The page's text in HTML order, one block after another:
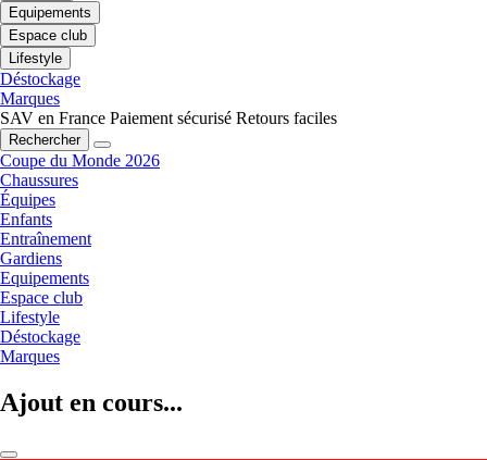
Equipements
Espace club
Lifestyle
Déstockage
Marques
SAV en France Paiement sécurisé Retours faciles
Rechercher
Coupe du Monde 2026
Chaussures
Équipes
Enfants
Entraînement
Gardiens
Equipements
Espace club
Lifestyle
Déstockage
Marques
Ajout en cours...